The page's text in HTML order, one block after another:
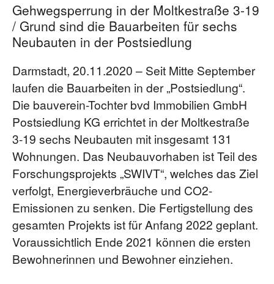
Gehwegsperrung in der Moltkestraße 3-19
/ Grund sind die Bauarbeiten für sechs
Neubauten in der Postsiedlung
Darmstadt, 20.11.2020 – Seit Mitte September
laufen die Bauarbeiten in der „Postsiedlung“.
Die bauverein-Tochter bvd Immobilien GmbH
Postsiedlung KG errichtet in der Moltkestraße
3-19 sechs Neubauten mit insgesamt 131
Wohnungen. Das Neubauvorhaben ist Teil des
Forschungsprojekts „SWIVT“, welches das Ziel
verfolgt, Energieverbräuche und CO2-
Emissionen zu senken. Die Fertigstellung des
gesamten Projekts ist für Anfang 2022 geplant.
Voraussichtlich Ende 2021 können die ersten
Bewohnerinnen und Bewohner einziehen.